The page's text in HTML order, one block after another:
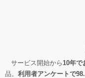
サービス開始から 10年で
品。 利用者アンケートで